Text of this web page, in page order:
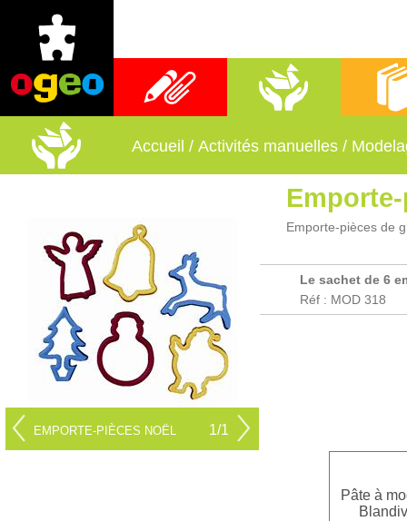
Fournitures scolaires Activités manuelles
Accueil / Activités manuelles /
EMPORTE-PIÈCES NOËL 1/1
Emporte-pièces de
Le sachet de 6
Réf : MOD 318
Pâte à